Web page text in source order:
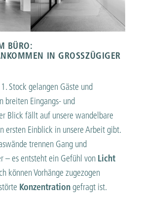
BÜRO:
IN GROSSZÜGIGER A
Stock gelangen Gäste und
breiten Eingangs- und
Blick fällt auf unsere wandelbare
ersten Einblick in unsere Arbeit gibt.
trennen Gang und
– es entsteht ein Gefühl von Licht
können Vorhänge zugezogen
Konzentrationgefragt ist.